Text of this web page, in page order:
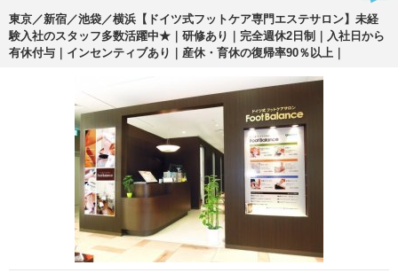
東京／新宿／池袋／横浜【ドイツ式フットケア専門エステサロン】未経
験入社のスタッフ多数活躍中★｜研修あり｜完全週休2日制｜入社日から
有休付与｜インセンティブあり｜産休・育休の復帰率90％以上｜